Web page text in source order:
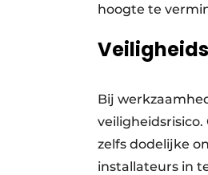
hoogte te
Bij
zelfs dodelijke
installateurs in